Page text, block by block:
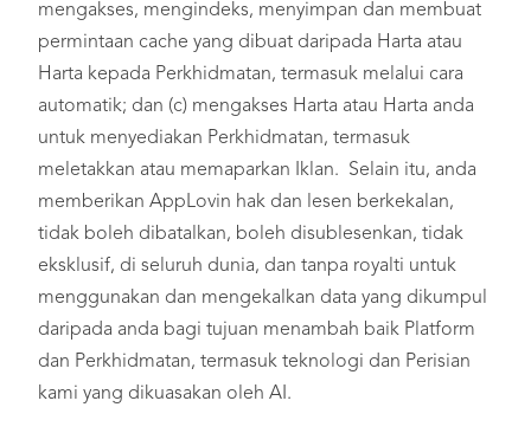
mengakses, mengindeks, menyimpan dan membuat
permintaan cache yang dibuat daripada Harta atau
Harta kepada Perkhidmatan, termasuk melalui cara
automatik; dan (c) mengakses Harta atau Harta anda
untuk menyediakan Perkhidmatan, termasuk
meletakkan atau memaparkan Iklan. Selain itu, anda
memberikan AppLovin hak dan lesen berkekalan,
tidak boleh dibatalkan, boleh disublesenkan, tidak
eksklusif, di seluruh dunia, dan tanpa royalti untuk
menggunakan dan mengekalkan data yang dikumpul
daripada anda bagi tujuan menambah baik Platform
dan Perkhidmatan, termasuk teknologi dan Perisian
kami yang dikuasakan oleh AI.